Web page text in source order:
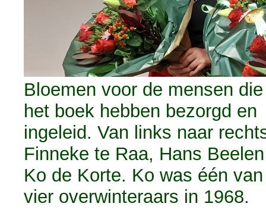
Bloemen voor de mensen die
het boek hebben bezorgd en
ingeleid. Van links naar
Finneke te Raa, Hans
Ko de Korte. Ko was één
vier overwinteraars in 1968.